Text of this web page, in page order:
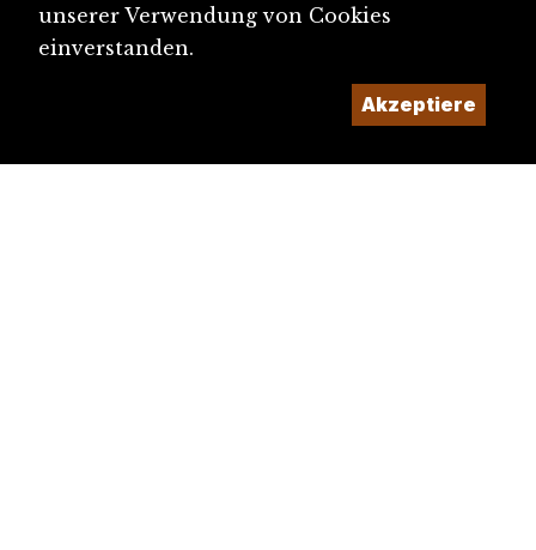
unserer Verwendung von Cookies
einverstanden.
Akzeptiere